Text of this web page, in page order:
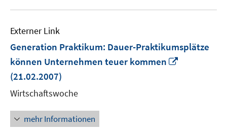
Externer Link
Generation Praktikum: Dauer-Praktikumsplätze
können Unternehmen teuer kommen
(21.02.2007)
Wirtschaftswoche
mehr Informationen